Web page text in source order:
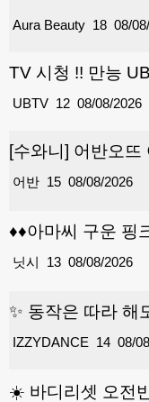
18
Aura Beauty 08/
TV 시청 !! 만능
12
UBTV 08/08/2026
[수와니] 어반오뜨
15
어반 08/08/2026
♦️♦️아마씨 구운 핑
13
닛시 08/08/2026
✨ 동작은 따라 해
14
IZZYDANCE 08/
☀️ 바디리셋 오전